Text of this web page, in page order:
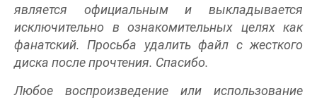
является официальным и выкладывается
исключительно в ознакомительных целях как
фанатский. Просьба удалить файл с жесткого
диска после прочтения. Спасибо.
Любое воспроизведение или использование